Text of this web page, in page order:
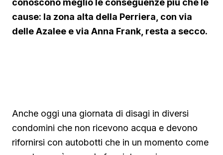
conoscono meglio le conseguenze più che le
cause: la zona alta della Perriera, con via
delle Azalee e via Anna Frank, resta a secco.
▶ Short
Anche oggi una giornata di disagi in diversi
condomini che non ricevono acqua e devono
rifornirsi con autobotti che in un momento come